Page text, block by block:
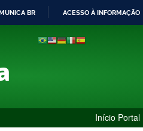
PARA
BR ACESSO À INFORMAÇÃO
Início Portal